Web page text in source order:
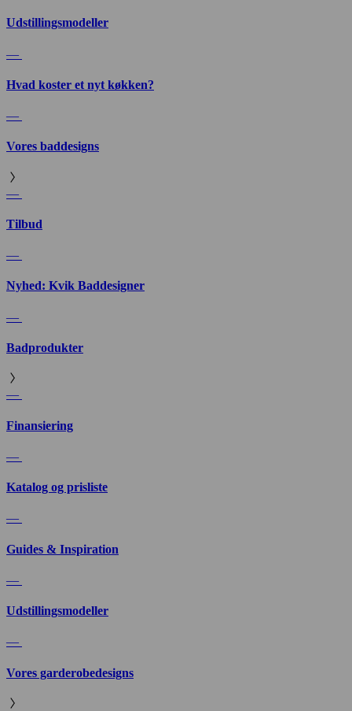
Udstillingsmodeller
—
Hvad koster et nyt køkken?
—
Vores baddesigns
—
Tilbud
—
Nyhed: Kvik Baddesigner
—
Badprodukter
—
Finansiering
—
Katalog og prisliste
—
Guides & Inspiration
—
Udstillingsmodeller
—
Vores garderobedesigns